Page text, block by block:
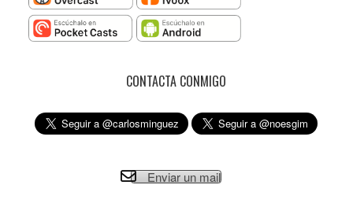
CONTACTA CONMIGO
Enviar un mail